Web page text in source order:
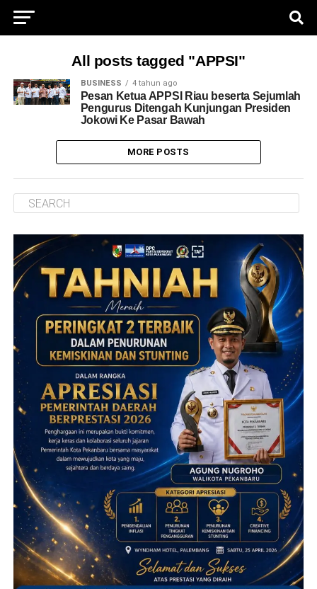
All posts tagged "APPSI"
BUSINESS 4 tahun ago
Pesan Ketua APPSI Riau beserta Sejumlah
Pengurus Ditengah Kunjungan Presiden
Jokowi Ke Pasar Bawah
MORE POSTS